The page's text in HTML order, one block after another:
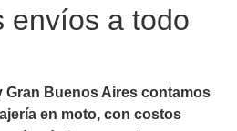
envíos a todo
Gran Buenos Aires contamos
en moto, con costos